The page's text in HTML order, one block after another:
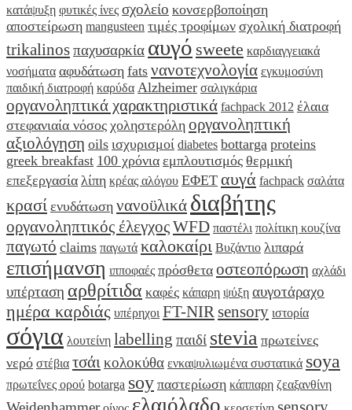
κατάψυξη φυτικές ίνες σχολείο κονσερβοποίηση
αποστείρωση mangusteen τιμές τροφίμων σχολική διατροφή
trikalinosπαχυσαρκία αυγό sweete καρδιαγγειακά
νοσήματα αφυδάτωση fats νανοτεχνολογία εγκυμοσύνη
παιδική διατροφή καρύδα Alzheimer σαλιγκάρια
οργανοληπτικά χαρακτηριστικά fachpack 2012 έλαια
στεφανιαία νόσος χοληστερόλη οργανοληπτική
αξιολόγηση oils ισχυρισμοί diabetes bottarga proteins
greek breakfast 100 χρόνια εμπλουτισμός θερμική
επεξεργασία λίπη κρέας αλόγου ΕΦΕΤ αυγά fachpack σαλάτα
κρασί ενυδάτωση νανοϋλικά διαβήτης
οργανοληπτικός έλεγχοςWFD παστέλι πολίτικη κουζίνα
παγωτό claims παγωτά καλοκαίρι Βυζάντιο λιπαρά
επισήμανση ιπποφαές πρόσθετα οστεοπόρωση αχλάδι
υπέρταση αρθρίτιδα καφές κάπαρη ψύξη αυγοτάραχο
ημέρα καρδιάς υπέρηχοι FT-NIR sensory ιστορία
σόγια λουτείνη labelling παιδί stevia πρωτείνες
νερό στέβια τσάι κολοκύθα ενκαψυλιωμένα συστατικά soya
πρωτεΐνες ορού botarga soy παστερίωση κάππαρη ζεαξανθίνη